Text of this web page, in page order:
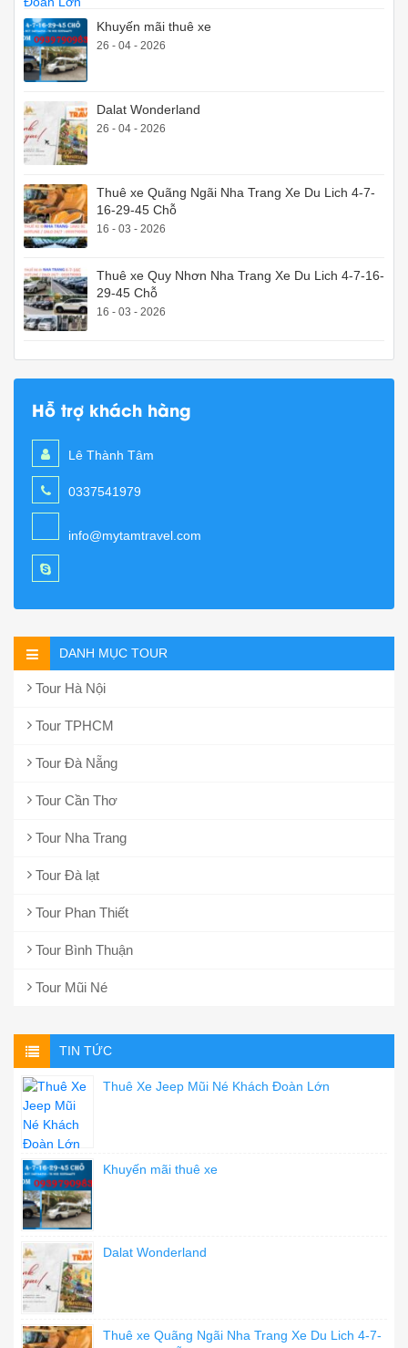
Khuyến mãi thuê xe
26 - 04 - 2026
Dalat Wonderland
26 - 04 - 2026
Thuê xe Quãng Ngãi Nha Trang Xe Du Lich 4-7-
16-29-45 Chỗ
16 - 03 - 2026
Thuê xe Quy Nhơn Nha Trang Xe Du Lich 4-7-16-
29-45 Chỗ
16 - 03 - 2026
Hỗ trợ khách hàng
Lê Thành Tâm
0337541979
info@mytamtravel.com
DANH MỤC TOUR
Tour Hà Nội
Tour TPHCM
Tour Đà Nẵng
Tour Cần Thơ
Tour Nha Trang
Tour Đà lạt
Tour Phan Thiết
Tour Bình Thuận
Tour Mũi Né
TIN TỨC
Thuê Xe Jeep Mũi Né Khách Đoàn Lớn
Khuyến mãi thuê xe
Dalat Wonderland
Thuê xe Quãng Ngãi Nha Trang Xe Du Lich 4-7-